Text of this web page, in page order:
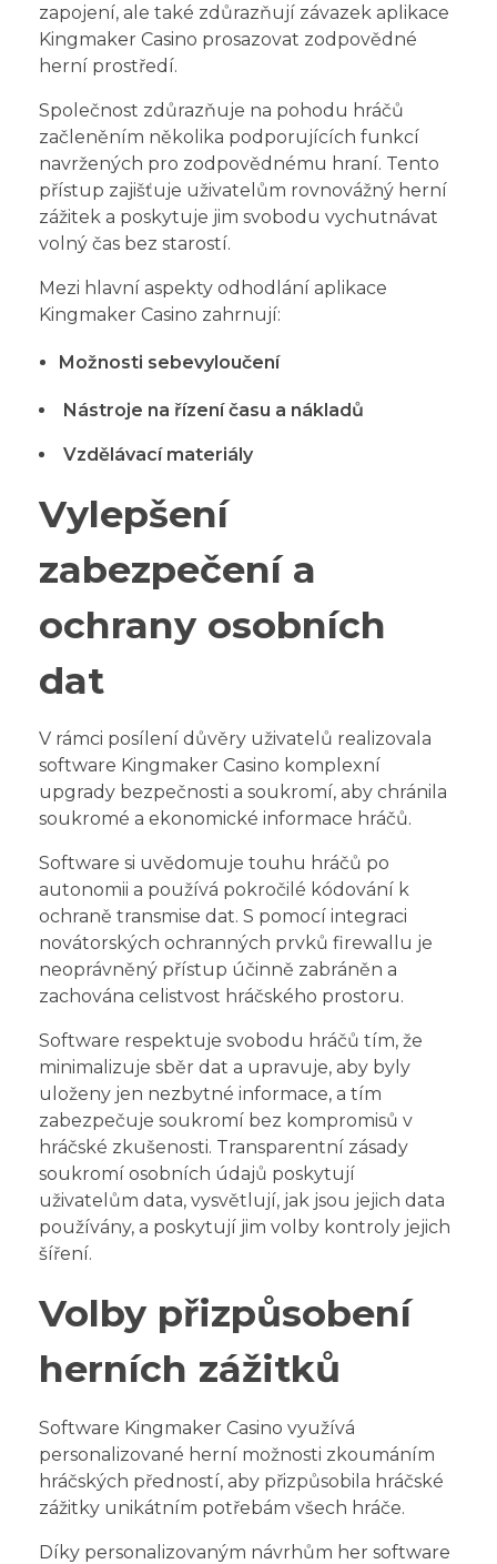
zapojení, ale také zdůrazňují závazek aplikace
Kingmaker Casino prosazovat zodpovědné
herní prostředí.
Společnost zdůrazňuje na pohodu hráčů
začleněním několika podporujících funkcí
navržených pro zodpovědnému hraní. Tento
přístup zajišťuje uživatelům rovnovážný herní
zážitek a poskytuje jim svobodu vychutnávat
volný čas bez starostí.
Mezi hlavní aspekty odhodlání aplikace
Kingmaker Casino zahrnují:
Možnosti sebevyloučení
Nástroje na řízení času a nákladů
Vzdělávací materiály
Vylepšení
zabezpečení a
ochrany osobních
dat
V rámci posílení důvěry uživatelů realizovala
software Kingmaker Casino komplexní
upgrady bezpečnosti a soukromí, aby chránila
soukromé a ekonomické informace hráčů.
Software si uvědomuje touhu hráčů po
autonomii a používá pokročilé kódování k
ochraně transmise dat. S pomocí integraci
novátorských ochranných prvků firewallu je
neoprávněný přístup účinně zabráněn a
zachována celistvost hráčského prostoru.
Software respektuje svobodu hráčů tím, že
minimalizuje sběr dat a upravuje, aby byly
uloženy jen nezbytné informace, a tím
zabezpečuje soukromí bez kompromisů v
hráčské zkušenosti. Transparentní zásady
soukromí osobních údajů poskytují
uživatelům data, vysvětlují, jak jsou jejich data
používány, a poskytují jim volby kontroly jejich
šíření.
Volby přizpůsobení
herních zážitků
Software Kingmaker Casino využívá
personalizované herní možnosti zkoumáním
hráčských předností, aby přizpůsobila hráčské
zážitky unikátním potřebám všech hráče.
Díky personalizovaným návrhům her software